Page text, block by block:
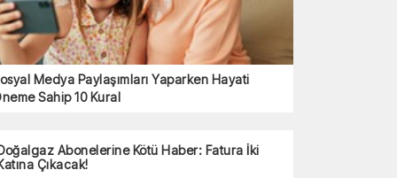
Medya Paylaşımları Yaparken Hayati
Sahip 10 Kural
Abonelerine Kötü Haber: Fatura İki
Çıkacak!